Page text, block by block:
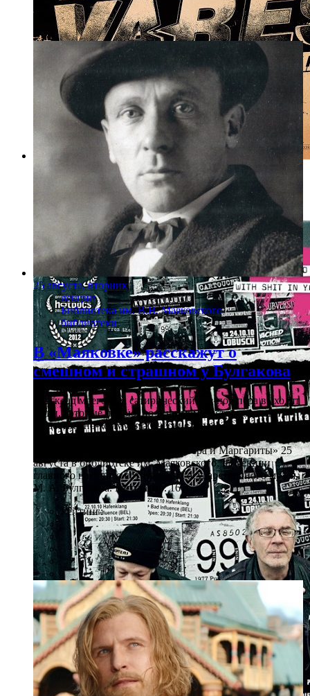
Фото: avrora.spb.ru
«Варес против шерифа»
25 августа, вторник
лекции
Библиотека им. В.В. Маяковского
библиотеки
В «Маяковке» расскажут о
смешном и страшном у Булгакова
»…склад моего ума сатирический. Из-под пера выходят
вещи, которые порою, по-видимому, остро задевают
общественно-коммунистические круги», — сообщал
Михаил Булгаков на допросах в ОГПУ. Узнаем
подробнее о сатире автора «Мастера и Маргариты» 25
августа в библиотеке им. Маяковского, на лекции
главного научного сотрудника Государственного музея
М. А. Булгакова. Бесплатно. 16+
Рейтинг: